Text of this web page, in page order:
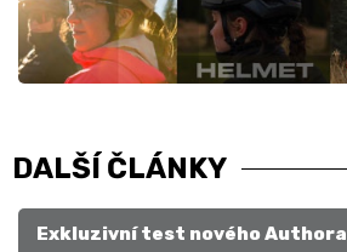
DALŠÍ ČLÁNKY
Exkluzivní test nového Authora